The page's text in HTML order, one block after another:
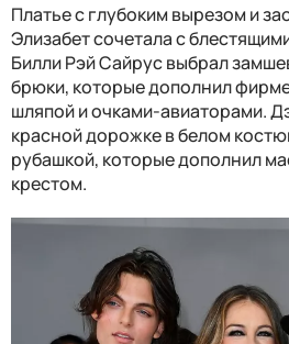
Платье с глубоким вырезом и
Элизабет сочетала с
Билли Рэй Сайрус выбрал
брюки, которые дополнил
шляпой и очками-авиаторами.
красной дорожке в белом
рубашкой, которые дополнил
крестом.